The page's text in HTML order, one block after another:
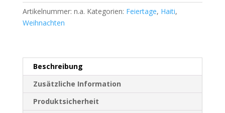
Artikelnummer: n.a. Kategorien: Feiertage, Haiti,
Weihnachten
Beschreibung
Zusätzliche Information
Produktsicherheit